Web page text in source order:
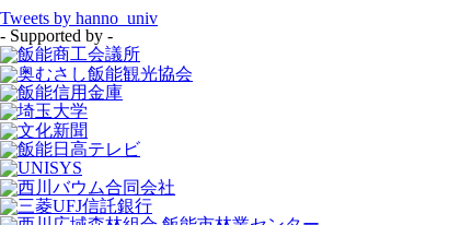
Tweets by hanno_univ
- Supported by -